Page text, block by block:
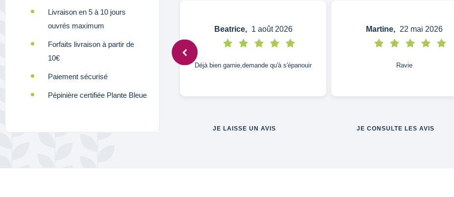
Livraison en 5 à 10 jours
ouvrés maximum
Forfaits livraison à partir de
10€
Paiement sécurisé
Pépinière certifiée Plante Bleue
S, 3 mars 2025 Beatrice, 1 août 2026
Déjà bien garnie,demande qu'à s'épanouir
Martine, 22 mai 2026
Ravie
JE LAISSE UN AVIS JE CONSULTE LES AVIS